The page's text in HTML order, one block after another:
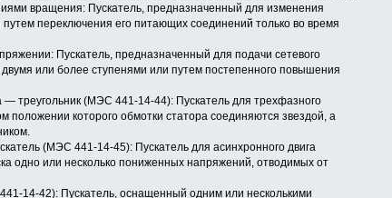
вращения: Пускатель, предназначенный для изменения
переключения его питающих соединений только во время
Пускатель, предназначенный для подачи сетевого
или более ступенями или путем постепенного повышения
— треугольник (МЭС 441-14-44): Пускатель для трехфазного
положении которого обмотки статора соединяются звездой, а
(МЭС 441-14-45): Пускатель для асинхронного двига­
одно или несколько пониженных напряжений, отводимых от
14-42): Пускатель, оснащенный одним или несколькими